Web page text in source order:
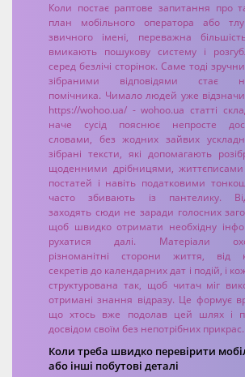
Коли постає раптове запитання про
план мобільного оператора або
звичного імені, переважна
вмикають пошукову систему і
серед безлічі сторінок. Саме тоді
зібраними відповідями стає
помічника. Чимало людей уже
https://wohoo.ua/ - wohoo.ua статті
наче сусід пояснює непросте
словами, без жодних зайвих
зібрані тексти, які допомагають
щоденними дрібницями, життєписами
постатей і навіть податковими
часто збивають із пантелику.
заходять сюди не заради голосних
щоб швидко отримати необхідну
рухатися далі. Матеріали
різноманітні сторони життя, від
секретів до календарних дат і подій, і
структурована так, щоб читач міг
отримані знання відразу. Це формує
що хтось вже подолав цей шлях і
досвідом своїм без непотрібних прикрас.
Коли треба швидко перевірити
або інші побутові деталі